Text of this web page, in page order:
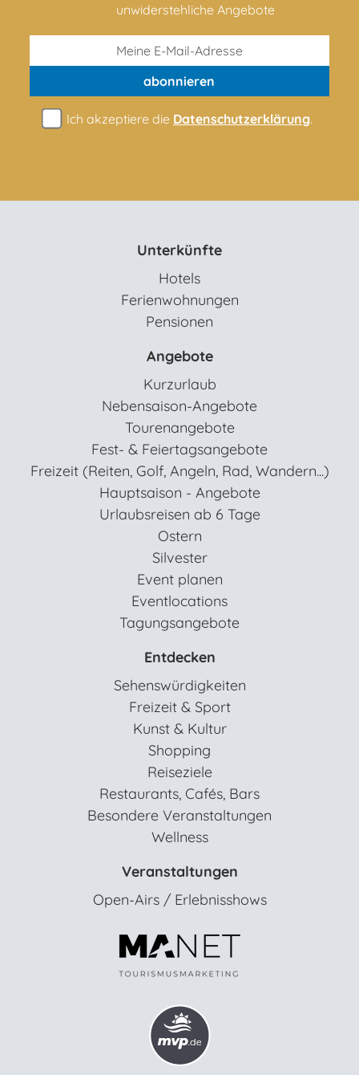
unwiderstehliche Angebote
abonnieren
Ich akzeptiere die Datenschutzerklärung.
Unterkünfte
Hotels
Ferienwohnungen
Pensionen
Angebote
Kurzurlaub
Nebensaison-Angebote
Tourenangebote
Fest- & Feiertagsangebote
Freizeit (Reiten, Golf, Angeln, Rad, Wandern...)
Hauptsaison - Angebote
Urlaubsreisen ab 6 Tage
Ostern
Silvester
Event planen
Eventlocations
Tagungsangebote
Entdecken
Sehenswürdigkeiten
Freizeit & Sport
Kunst & Kultur
Shopping
Reiseziele
Restaurants, Cafés, Bars
Besondere Veranstaltungen
Wellness
Veranstaltungen
Open-Airs / Erlebnisshows